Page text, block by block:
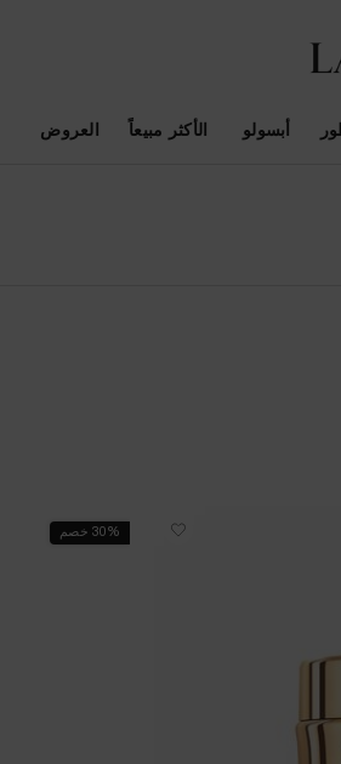
أبسولو ​ الأكثر مبيعاً العروض
30% خصم